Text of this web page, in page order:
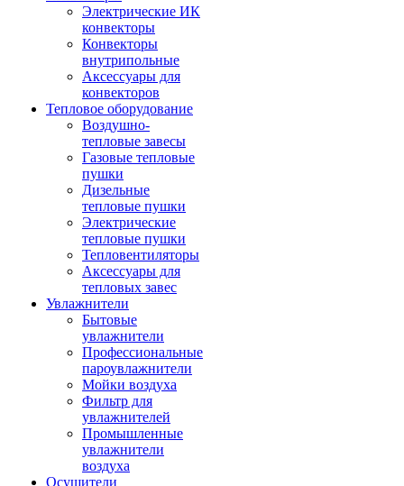
Электрические ИК
конвекторы
Конвекторы
внутрипольные
Аксессуары для
конвекторов
Тепловое оборудование
Воздушно-
тепловые завесы
Газовые тепловые
пушки
Дизельные
тепловые пушки
Электрические
тепловые пушки
Тепловентиляторы
Аксессуары для
тепловых завес
Увлажнители
Бытовые
увлажнители
Профессиональные
пароувлажнители
Мойки воздуха
Фильтр для
увлажнителей
Промышленные
увлажнители
воздуха
Осушители